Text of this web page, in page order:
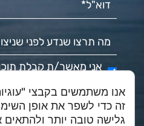
אני מאשר/ת קבלת תוכן
אני מאשר/ת קבלת
זה כדי לשפר את אופן
גלישה טובה יותר